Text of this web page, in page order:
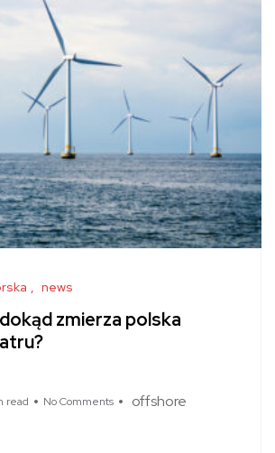
news
zmierza polska
read No Comments offshore